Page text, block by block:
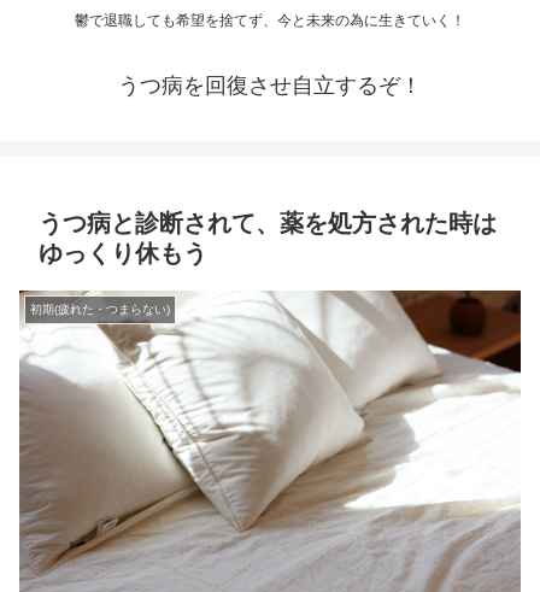
鬱で退職しても希望を捨てず、今と未来の為に生きていく！
うつ病を回復させ自立するぞ！
うつ病と診断されて、薬を処方された時は
ゆっくり休もう
初期(疲れた・つまらない)